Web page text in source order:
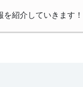
紹介していきます！